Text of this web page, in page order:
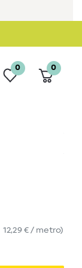
0 0
12,29 € / metro)